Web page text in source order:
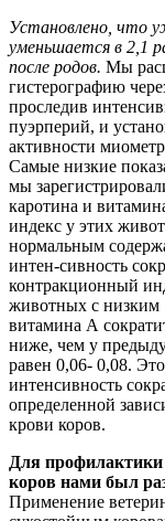
Установлено, что
уменьшается в 2,1
после родов. Мы
гистерографию
проследив
пуэрперий, и
активности
Самые низкие
мы
каротина и
индекс у этих
нормальным
интен-сивность
контракционный
животных с низким
витамина А
ниже, чем у
равен 0,06- 0,08.
интенсивность
определенной
крови коров.
Для профилактики
коров нами был
Применение